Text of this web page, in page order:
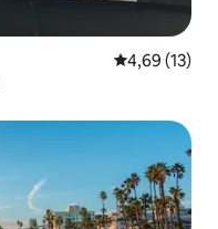
4,69 av 5 i
4,69 (13)